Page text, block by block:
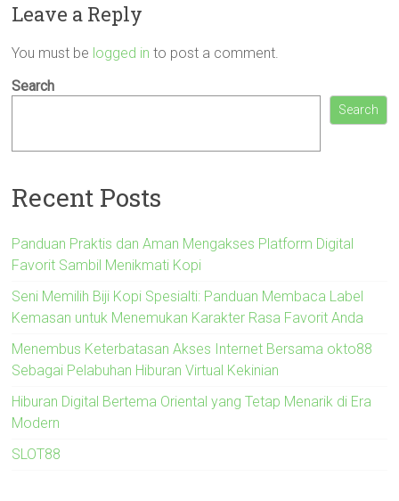
Leave a Reply
You must be logged in to post a comment.
Search
Search
Recent Posts
Panduan Praktis dan Aman Mengakses Platform Digital
Favorit Sambil Menikmati Kopi
Seni Memilih Biji Kopi Spesialti: Panduan Membaca Label
Kemasan untuk Menemukan Karakter Rasa Favorit Anda
Menembus Keterbatasan Akses Internet Bersama okto88
Sebagai Pelabuhan Hiburan Virtual Kekinian
Hiburan Digital Bertema Oriental yang Tetap Menarik di Era
Modern
SLOT88